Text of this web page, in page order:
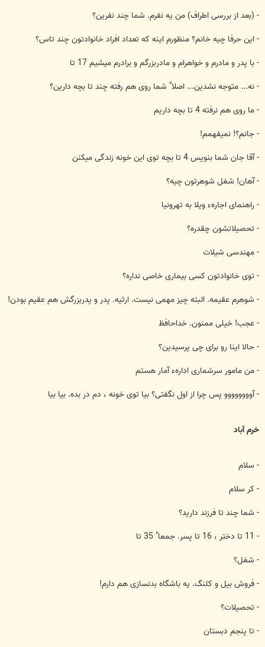
- (بعد از بررسی اطراف) من يه نفرم. شما چند نفرين؟
- اين حرفا چيه خانم؟ منظورم اينه كه تعداد افراد خانوادتون چند تاس؟
- با پدر و مادرم و خواهرام و مادربزرگم و برادرم ميشيم 17 تا
- نه... متوجه نشدين... اصلا" شما روی هم رفته چند تا بچه دارين؟
- ما روی هم نرفته 4 تا بچه داريم
- جانم؟! نميفهمم!
- آقا جان شما بنويس 4 تا بچه توی اين خونه زندگی ميكنن
- آهان! شغل شوهرتون چيه؟
- راهنمای اجارهء ويلا به تهرونيا
- تحصيلاتشون چقدره؟
- مهندسی شيلات
- توی خانوادتون كسی بيماری خاصی نداره؟
- شوهرم عقيمه. البته چيز مهمی نيست. ارثيه. پدر و پدربزرگش هم عقيم بودن!
- عجب! خيلی ممنون. خداحافظ
- حالا اينا رو برای چی پرسيدين؟
- من مامور سرشماری ادارهء آمار هستم
- آوووووووو پس چرا از اول نگفتی؟ بيا توی خونه ، دم در بده. بيا بيا
خرم آباد
- سلام
- كر سلام
- شما چند تا فرزند داريد؟
- 11 تا دختر ، 16 تا پسر. جمعا" 35 تا
- شغل؟
- فروش بيل و كلنگ. يه باشگاه بدنسازی هم دارم!
- تحصيلات؟
- تا پنجم دبستان